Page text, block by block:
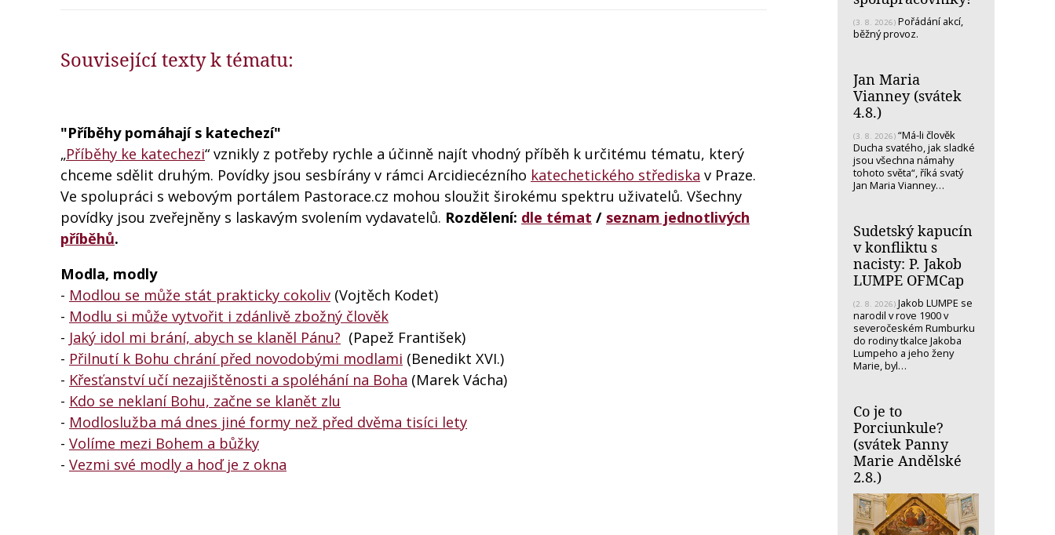
Související texty k tématu:
"Příběhy pomáhají s katechezí"
„Příběhy ke katechezi“ vznikly z potřeby rychle a účinně najít vhodný příběh k určitému tématu, který
chceme sdělit druhým. Povídky jsou sesbírány v rámci Arcidiecézního katechetického střediska v Praze.
Ve spolupráci s webovým portálem Pastorace.cz mohou sloužit širokému spektru uživatelů. Všechny
povídky jsou zveřejněny s laskavým svolením vydavatelů. Rozdělení: dle témat / seznam jednotlivých
příběhů.
Modla, modly
- Modlou se může stát prakticky cokoliv (Vojtěch Kodet)
- Modlu si může vytvořit i zdánlivě zbožný člověk
- Jaký idol mi brání, abych se klaněl Pánu? (Papež František)
- Přilnutí k Bohu chrání před novodobými modlami (Benedikt XVI.)
- Křesťanství učí nezajištěnosti a spoléhání na Boha (Marek Vácha)
- Kdo se neklaní Bohu, začne se klanět zlu
- Modloslužba má dnes jiné formy než před dvěma tisíci lety
- Volíme mezi Bohem a bůžky
- Vezmi své modly a hoď je z okna
(3. 8. 2026) Pořádání akcí,
běžný provoz.
Jan Maria
Vianney (svátek
4.8.)
(3. 8. 2026) “Má-li člověk
Ducha svatého, jak sladké
jsou všechna námahy
tohoto světa“, říká svatý
Jan Maria Vianney…
Sudetský kapucín
v konfliktu s
nacisty: P. Jakob
LUMPE OFMCap
(2. 8. 2026) Jakob LUMPE se
narodil v rove 1900 v
severočeském Rumburku
do rodiny tkalce Jakoba
Lumpeho a jeho ženy
Marie, byl…
Co je to
Porciunkule?
(svátek Panny
Marie Andělské
2.8.)